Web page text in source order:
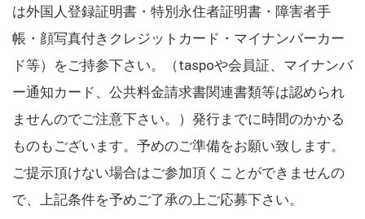
は外国人登録証明書・特別永住者証明書・障害者手
帳・顔写真付きクレジットカード・マイナンバーカー
ド等）をご持参下さい。（taspoや会員証、マイナンバ
ー通知カード、公共料金請求書関連書類等は認められ
ませんのでご注意下さい。）発行までに時間のかかる
ものもございます。予めのご準備をお願い致します。
ご提示頂けない場合はご参加頂くことができませんの
で、上記条件を予めご了承の上ご応募下さい。